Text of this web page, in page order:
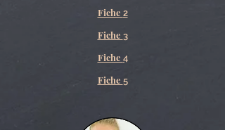
Fiche 2
Fiche 3
Fiche 4
Fiche 5